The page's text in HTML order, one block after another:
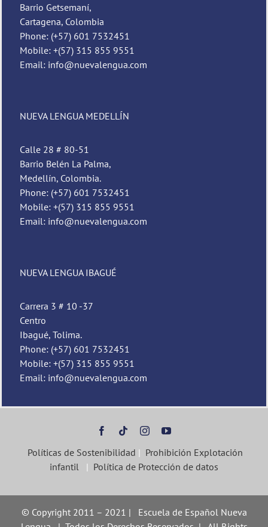
Barrio Getsemaní,
Cartagena, Colombia
Phone: (+57) 601 7532451
Mobile: +(57) 315 855 9551
Email: info@nuevalengua.com
NUEVA LENGUA MEDELLÍN
Calle 28 # 80-51
Barrio Belén La Palma,
Medellín, Colombia.
Phone: (+57) 601 7532451
Mobile: +(57) 315 855 9551
Email: info@nuevalengua.com
NUEVA LENGUA IBAGUÉ
Carrera 3 # 10 -37
Centro
Ibagué, Tolima.
Phone: (+57) 601 7532451
Mobile: +(57) 315 855 9551
Email: info@nuevalengua.com
Políticas de Sostenibilidad | Prohibición Explotación
infantil | Política de Protección de datos
© Copyright 2011 – 2021 | Escuela de Español Nueva